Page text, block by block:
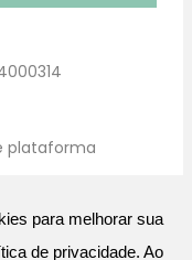
plataforma
para melhorar sua
de privacidade. Ao